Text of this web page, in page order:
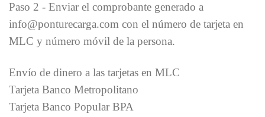
Paso 2 - Enviar el comprobante generado a
info@ponturecarga.com con el número de tarjeta en
MLC y número móvil de la persona.
Envío de dinero a las tarjetas en MLC
Tarjeta Banco Metropolitano
Tarjeta Banco Popular BPA